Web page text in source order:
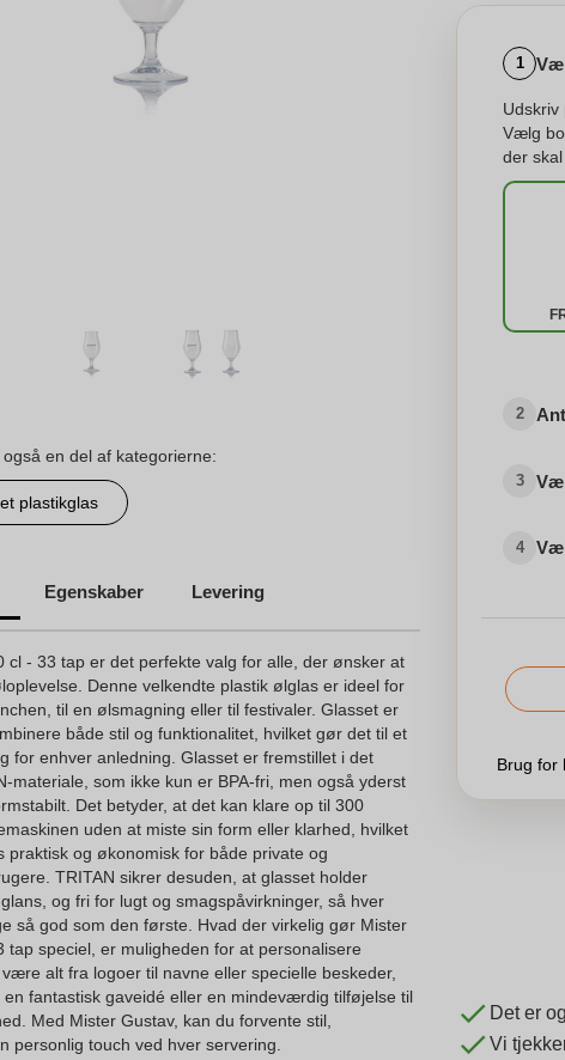
en del af kategorierne:
plastikglas
Egenskaber Levering
cl - 33 tap er det perfekte valg for alle, der ønsker at
Denne velkendte plastik ølglas er ideel for
til en ølsmagning eller til festivaler. Glasset er
både stil og funktionalitet, hvilket gør det til et
for enhver anledning. Glasset er fremstillet i det
materiale, som ikke kun er BPA-fri, men også yderst
Det betyder, at det kan klare op til 300
uden at miste sin form eller klarhed, hvilket
og økonomisk for både private og
TRITAN sikrer desuden, at glasset holder
og fri for lugt og smagspåvirkninger, så hver
så god som den første. Hvad der virkelig gør Mister
tap speciel, er muligheden for at personalisere
alt fra logoer til navne eller specielle beskeder,
en fantastisk gaveidé eller en mindeværdig tilføjelse til
Med Mister Gustav, kan du forvente stil,
personlig touch ved hver servering.
1
Udskriv
Vælg
der
2
3
4
Brug for
Det er
Vi